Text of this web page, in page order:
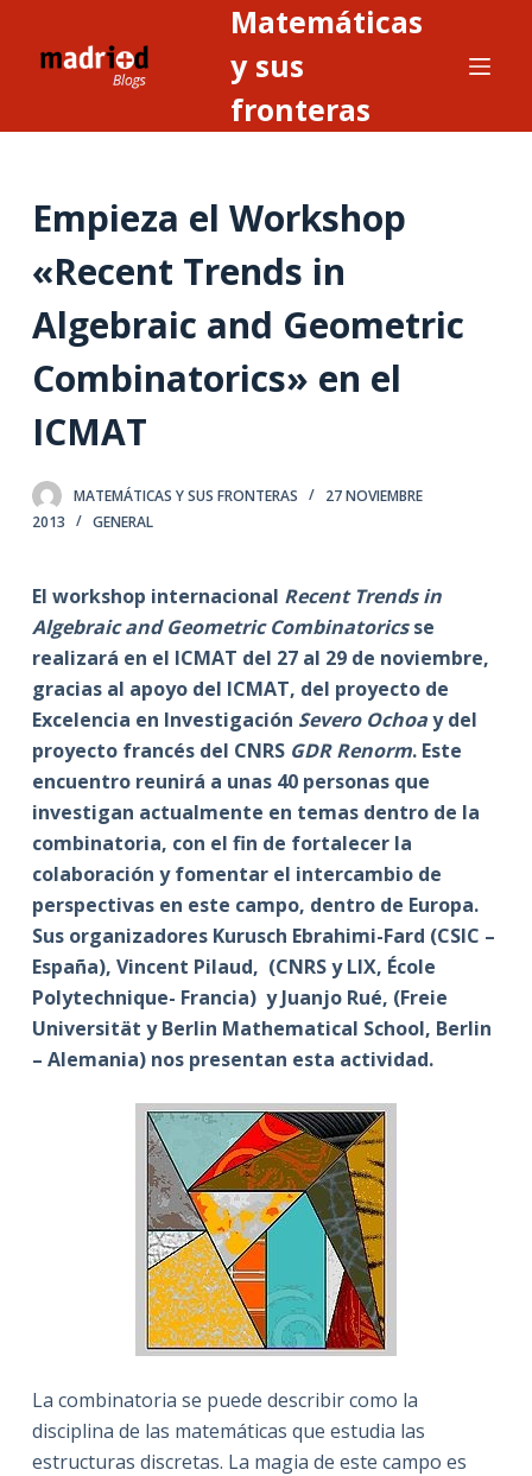
n
d
o
Matemáticas
y sus
fronteras
Empieza el Workshop
«Recent Trends in
Algebraic and Geometric
Combinatorics» en el
ICMAT
MATEMÁTICAS Y SUS FRONTERAS
27 NOVIEMBRE
2013
GENERAL
El workshop internacional Recent Trends in
Algebraic and Geometric Combinatoricsse
realizará en el ICMAT del 27 al 29 de noviembre,
gracias al apoyo del ICMAT, del proyecto de
Excelencia en Investigación Severo Ochoay del
proyecto francés del CNRS GDR Renorm. Este
encuentro reunirá a unas 40 personas que
investigan actualmente en temas dentro de la
combinatoria, con el fin de fortalecer la
colaboración y fomentar el intercambio de
perspectivas en este campo, dentro de Europa.
Sus organizadores Kurusch Ebrahimi-Fard (CSIC –
España), Vincent Pilaud, (CNRS y LIX, École
Polytechnique- Francia) y Juanjo Rué, (Freie
Universität y Berlin Mathematical School, Berlin
– Alemania) nos presentan esta actividad.
La combinatoria se puede describir como la
disciplina de las matemáticas que estudia las
estructuras discretas. La magia de este campo es